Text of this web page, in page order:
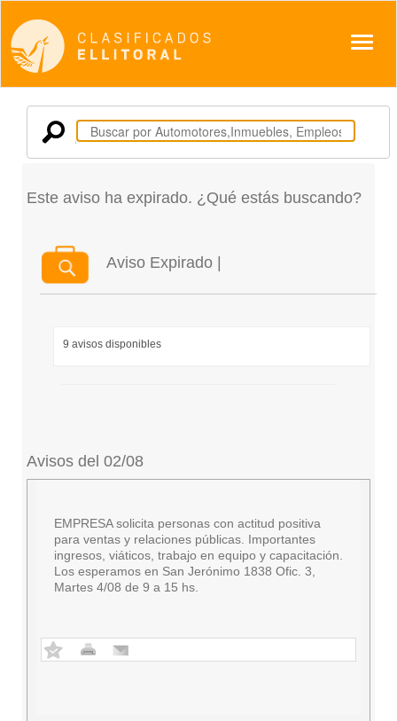
Este aviso ha expirado. ¿Qué estás buscando?
Aviso Expirado |
9 avisos disponibles
Avisos del 02/08
EMPRESA solicita personas con actitud positiva
para ventas y relaciones públicas. Importantes
ingresos, viáticos, trabajo en equipo y capacitación.
Los esperamos en San Jerónimo 1838 Ofic. 3,
Martes 4/08 de 9 a 15 hs.